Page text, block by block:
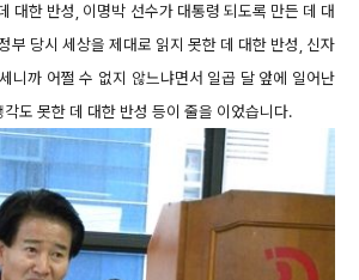
대한 반성, 이명박 선수가 대통령 되도록 만든 데 대
부 당시 세상을 제대로 읽지 못한 데 대한 반성, 신자
니까 어쩔 수 없지 않느냐면서 일곱 달 앞에 일어난
도 못한 데 대한 반성 등이 줄을 이었습니다.